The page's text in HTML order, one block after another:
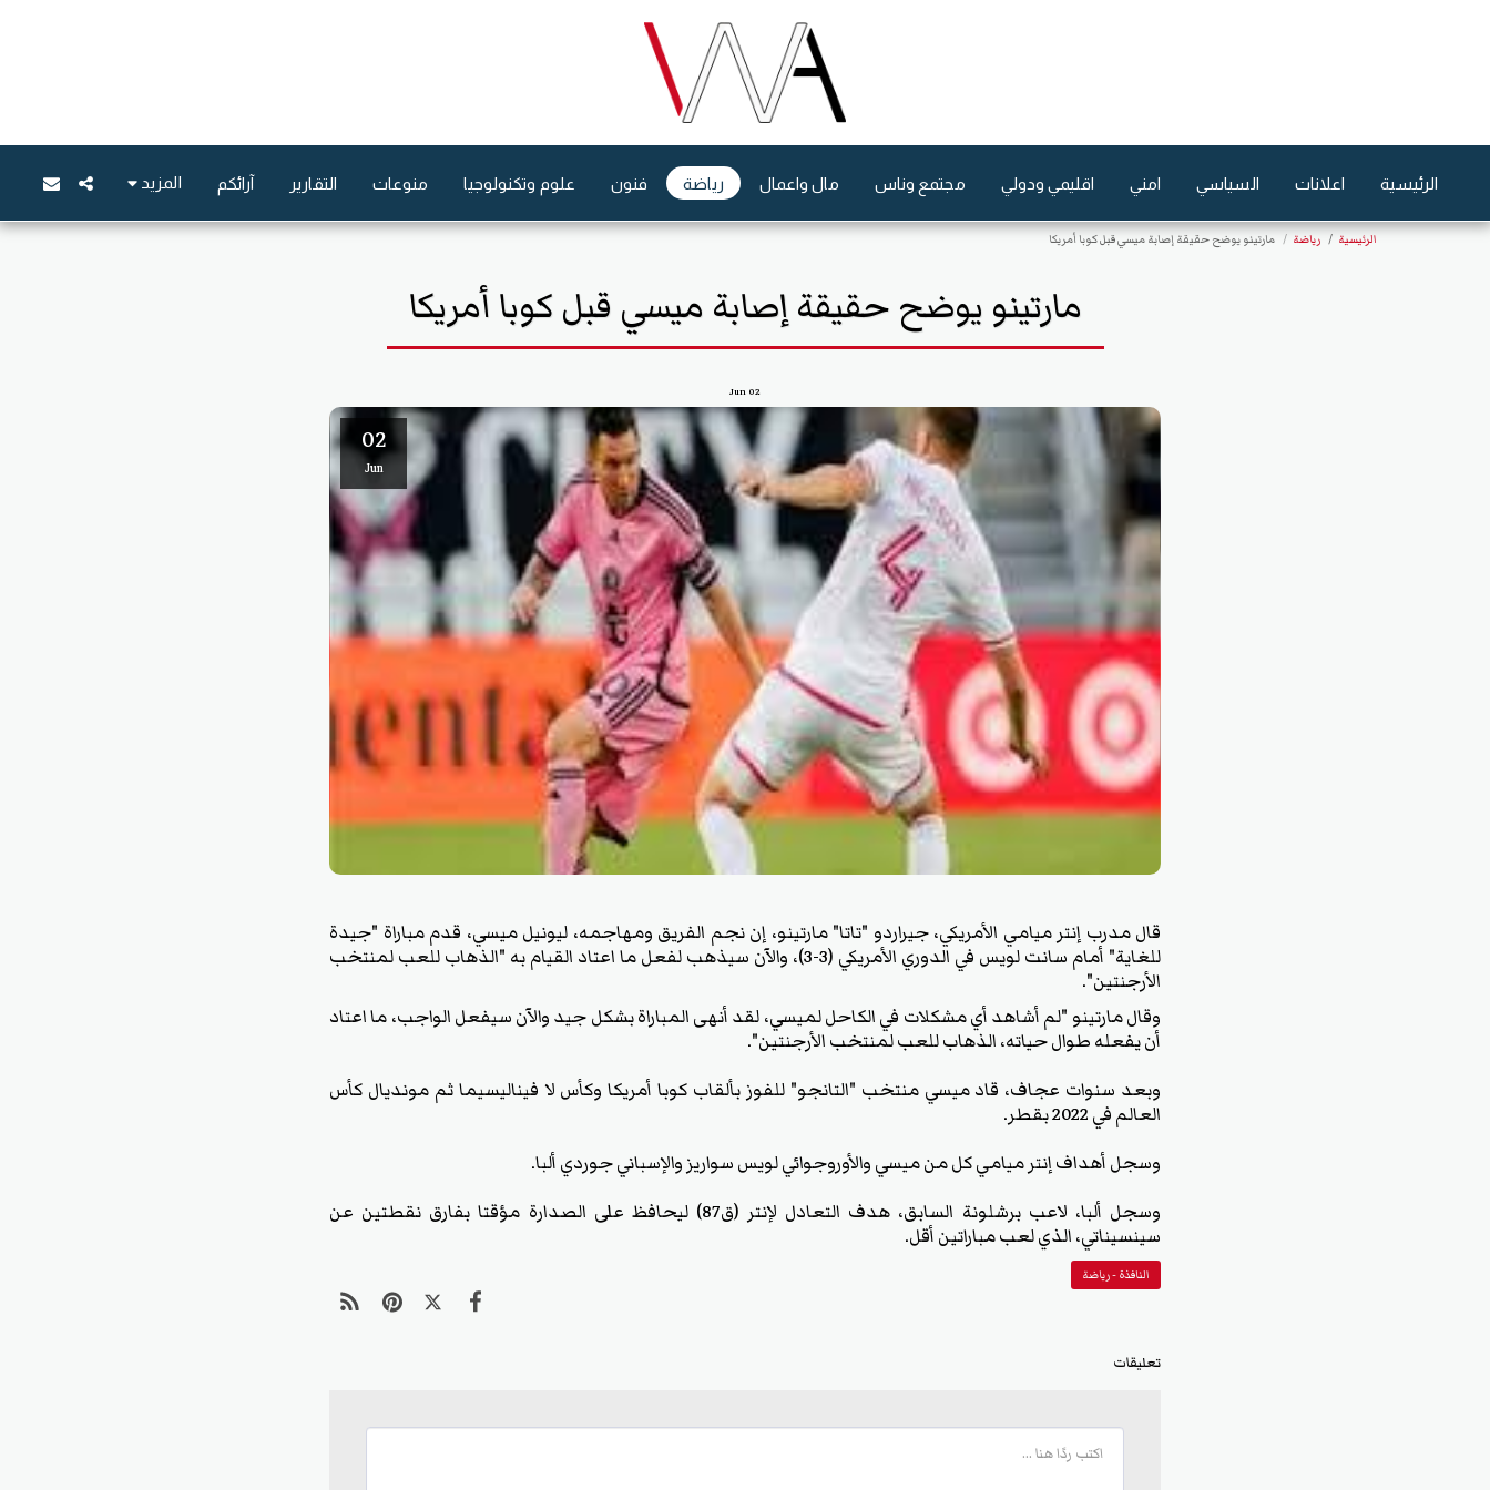
الرئيسية اعلانات السياسي امني اقليمي ودولي مجتمع وناس مال واعمال رياضة فنون علوم وتكنولوجيا منوعات التقارير آرائكم المزيد
الرئيسية رياضة مارتينو يوضح حقيقة إصابة ميسي قبل كوبا أمريكا
مارتينو يوضح حقيقة إصابة ميسي قبل كوبا أمريكا
02
Jun
02
Jun
قال مدرب إنتر ميامي الأمريكي، جيراردو "تاتا" مارتينو، إن نجم الفريق ومهاجمه، ليونيل ميسي، قدم مباراة "جيدة
للغاية" أمام سانت لويس في الدوري الأمريكي (3-3)، والآن سيذهب لفعل ما اعتاد القيام به "الذهاب للعب لمنتخب
الأرجنتين".
وقال مارتينو "لم أشاهد أي مشكلات في الكاحل لميسي، لقد أنهى المباراة بشكل جيد والآن سيفعل الواجب، ما اعتاد
أن يفعله طوال حياته، الذهاب للعب لمنتخب الأرجنتين".
وبعد سنوات عجاف، قاد ميسي منتخب "التانجو" للفوز بألقاب كوبا أمريكا وكأس لا فيناليسيما ثم مونديال كأس
العالم في 2022 بقطر.
وسجل أهداف إنتر ميامي كل من ميسي والأوروجوائي لويس سواريز والإسباني جوردي ألبا.
وسجل ألبا، لاعب برشلونة السابق، هدف التعادل لإنتر (ق87) ليحافظ على الصدارة مؤقتا بفارق نقطتين عن
سينسيناتي، الذي لعب مباراتين أقل.
النافذة - رياضة
تعليقات